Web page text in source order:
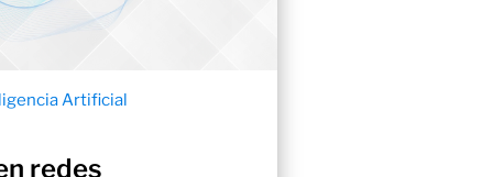
Artificial
redes